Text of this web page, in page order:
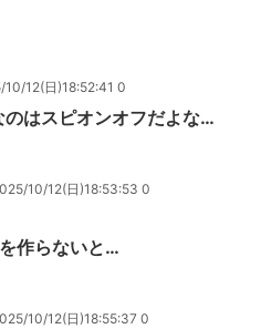
10/12(日)18:52:41 0
はスピオンオフだよな…
10/12(日)18:53:53 0
作らないと…
10/12(日)18:55:37 0